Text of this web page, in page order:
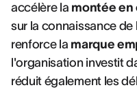
accélère la montée
sur la connaissance
renforce la marque
l'organisation investit
réduit également les